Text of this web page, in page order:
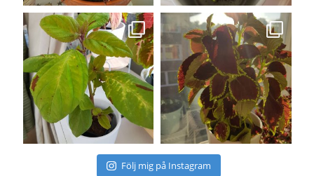
Följ mig på Instagram